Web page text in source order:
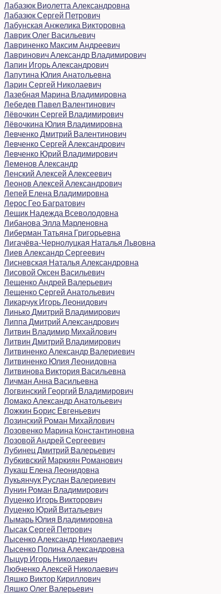
Лабазюк Виолетта Александровна
Лабазюк Сергей Петрович
Лабунская Анжелика Викторовна
Лаврик Олег Васильевич
Лавриненко Максим Андреевич
Лавринович Александр Владимирович
Лапин Игорь Александрович
Лапутина Юлия Анатольевна
Ларин Сергей Николаевич
Лазебная Марина Владимировна
Лебедев Павел Валентинович
Лёвочкин Сергей Владимирович
Лёвочкина Юлия Владимировна
Левченко Дмитрий Валентинович
Левченко Сергей Александрович
Левченко Юрий Владимирович
Леменов Александр
Ленский Алексей Алексеевич
Леонов Алексей Александрович
Лепей Елена Владимировна
Лерос Гео Багратович
Лещик Надежда Всеволодовна
Либанова Элла Марленовна
Либерман Татьяна Григорьевна
Лигачёва-Чернолуцкая Наталья Львовна
Лиев Александр Сергеевич
Лисневская Наталья Александровна
Лисовой Оксен Васильевич
Лещенко Андрей Валерьевич
Лещенко Сергей Анатольевич
Ликарчук Игорь Леонидович
Линько Дмитрий Владимирович
Липпа Дмитрий Александрович
Литвин Владимир Михайлович
Литвин Дмитрий Владимирович
Литвиненко Александр Валериевич
Литвиненко Юлия Леонидовна
Литвинова Виктория Васильевна
Личман Анна Васильевна
Логвинский Георгий Владимирович
Ломако Александр Анатольевич
Ложкин Борис Евгеньевич
Лозинский Роман Михайлович
Лозовенко Марина Константиновна
Лозовой Андрей Сергеевич
Лубинец Дмитрий Валерьевич
Лубкивский Маркиян Романович
Лукаш Елена Леонидовна
Лукьянчук Руслан Валериевич
Лунин Роман Владимирович
Луценко Игорь Викторович
Луценко Юрий Витальевич
Лымарь Юлия Владимировна
Лысак Сергей Петрович
Лысенко Александр Николаевич
Лысенко Полина Александровна
Лыцур Игорь Николаевич
Любченко Алексей Николаевич
Ляшко Виктор Кириллович
Ляшко Олег Валерьевич